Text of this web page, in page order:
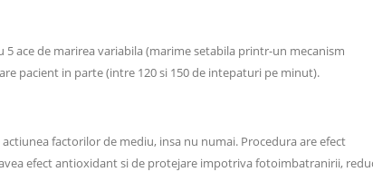
5 ace de marirea variabila (marime setabila printr-un mecanism
pacient in parte (intre 120 si 150 de intepaturi pe minut).
factorilor de mediu, insa nu numai. Procedura are efect
efect antioxidant si de protejare impotriva fotoimbatranirii,